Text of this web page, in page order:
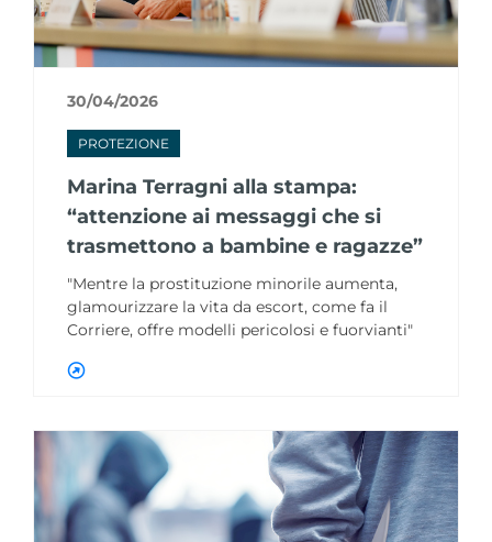
30/04/2026
PROTEZIONE
Marina Terragni alla stampa:
“attenzione ai messaggi che si
trasmettono a bambine e ragazze”
"Mentre la prostituzione minorile aumenta,
glamourizzare la vita da escort, come fa il
Corriere, offre modelli pericolosi e fuorvianti"